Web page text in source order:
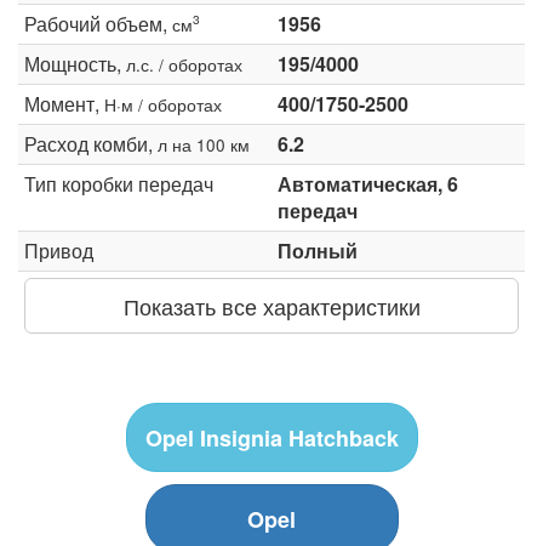
Рабочий объем, см3
1956
Мощность, л.с. / оборотах
195/4000
Момент, Н·м / оборотах
400/1750-2500
Расход комби, л на 100 км
6.2
Тип коробки передач
Автоматическая, 6
передач
Привод
Полный
Показать все характеристики
Opel Insignia Hatchback
Opel